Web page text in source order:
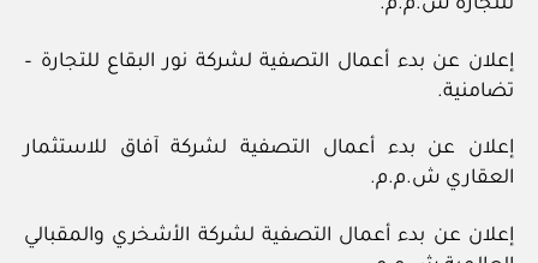
للتجارة ش.م.م.
إعلان عن بدء أعمال التصفية لشركة نور البقاع للتجارة –
تضامنية.
إعلان عن بدء أعمال التصفية لشركة آفاق للاستثمار
العقاري ش.م.م.
إعلان عن بدء أعمال التصفية لشركة الأشخري والمقبالي